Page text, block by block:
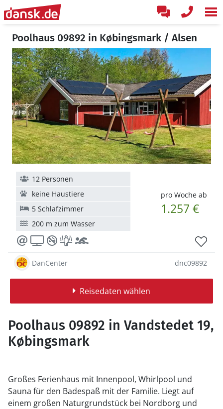
Poolhaus 09892 in Købingsmark / Alsen
pro Woche ab
1.257 €
12 Personen
keine Haustiere
5 Schlafzimmer
200 m zum Wasser
DanCenter dnc09892
Reisedaten wählen
Poolhaus 09892 in Vandstedet 19,
Købingsmark
Großes Ferienhaus mit Innenpool, Whirlpool und
Sauna für den Badespaß mit der Familie. Liegt auf
einem großen Naturgrundstück bei Nordborg und